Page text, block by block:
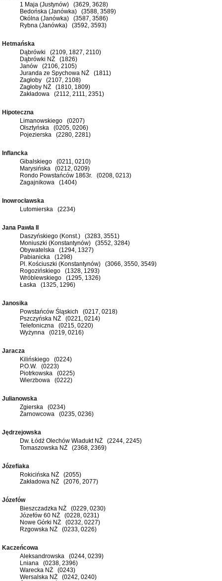
1 Maja (Justynów) (3629, 3628)
Bedońska (Janówka) (3588, 3589)
Okólna (Janówka) (3587, 3586)
Rybna (Janówka) (3592, 3593)
Hetmańska
Dąbrówki (2109, 1827, 2110)
Dąbrówki NŻ (1826)
Janów (2106, 2105)
Juranda ze Spychowa NŻ (1811)
Zagłoby (2107, 2108)
Zagłoby NŻ (1810, 1809)
Zakładowa (2112, 2111, 2351)
Hipoteczna
Limanowskiego (0207)
Olsztyńska (0205, 0206)
Pojezierska (2280, 2281)
Inflancka
Gibalskiego (0211, 0210)
Marysińska (0212, 0209)
Rondo Powstańców 1863r. (0208, 0213)
Zagajnikowa (1404)
Inowrocławska
Lutomierska (2234)
Jana Pawła II
Daszyńskiego (Konst.) (3283, 3551)
Moniuszki (Konstantynów) (3552, 3284)
Obywatelska (1294, 1327)
Pabianicka (1298)
Pl. Kościuszki (Konstantynów) (3066, 3550, 3549)
Rogozińskiego (1328, 1293)
Wróblewskiego (1295, 1326)
Łaska (1325, 1296)
Janosika
Powstańców Śląskich (0217, 0218)
Pszczyńska NŻ (0221, 0214)
Telefoniczna (0215, 0220)
Wyżynna (0219, 0216)
Jaracza
Kilińskiego (0224)
P.O.W. (0223)
Piotrkowska (0225)
Wierzbowa (0222)
Julianowska
Zgierska (0234)
Żarnowcowa (0235, 0236)
Jędrzejowska
Dw. Łódź Olechów Wiadukt NŻ (2244, 2245)
Tomaszowska NŻ (2368, 2369)
Józefiaka
Rokicińska NŻ (2055)
Zakładowa NŻ (2076, 2077)
Józefów
Bieszczadzka NŻ (0229, 0230)
Józefów 60 NŻ (0228, 0231)
Nowe Górki NŻ (0232, 0227)
Rzgowska NŻ (0233, 0226)
Kaczeńcowa
Aleksandrowska (0244, 0239)
Lniana (0238, 2396)
Warecka NŻ (0243)
Wersalska NŻ (0242, 0240)